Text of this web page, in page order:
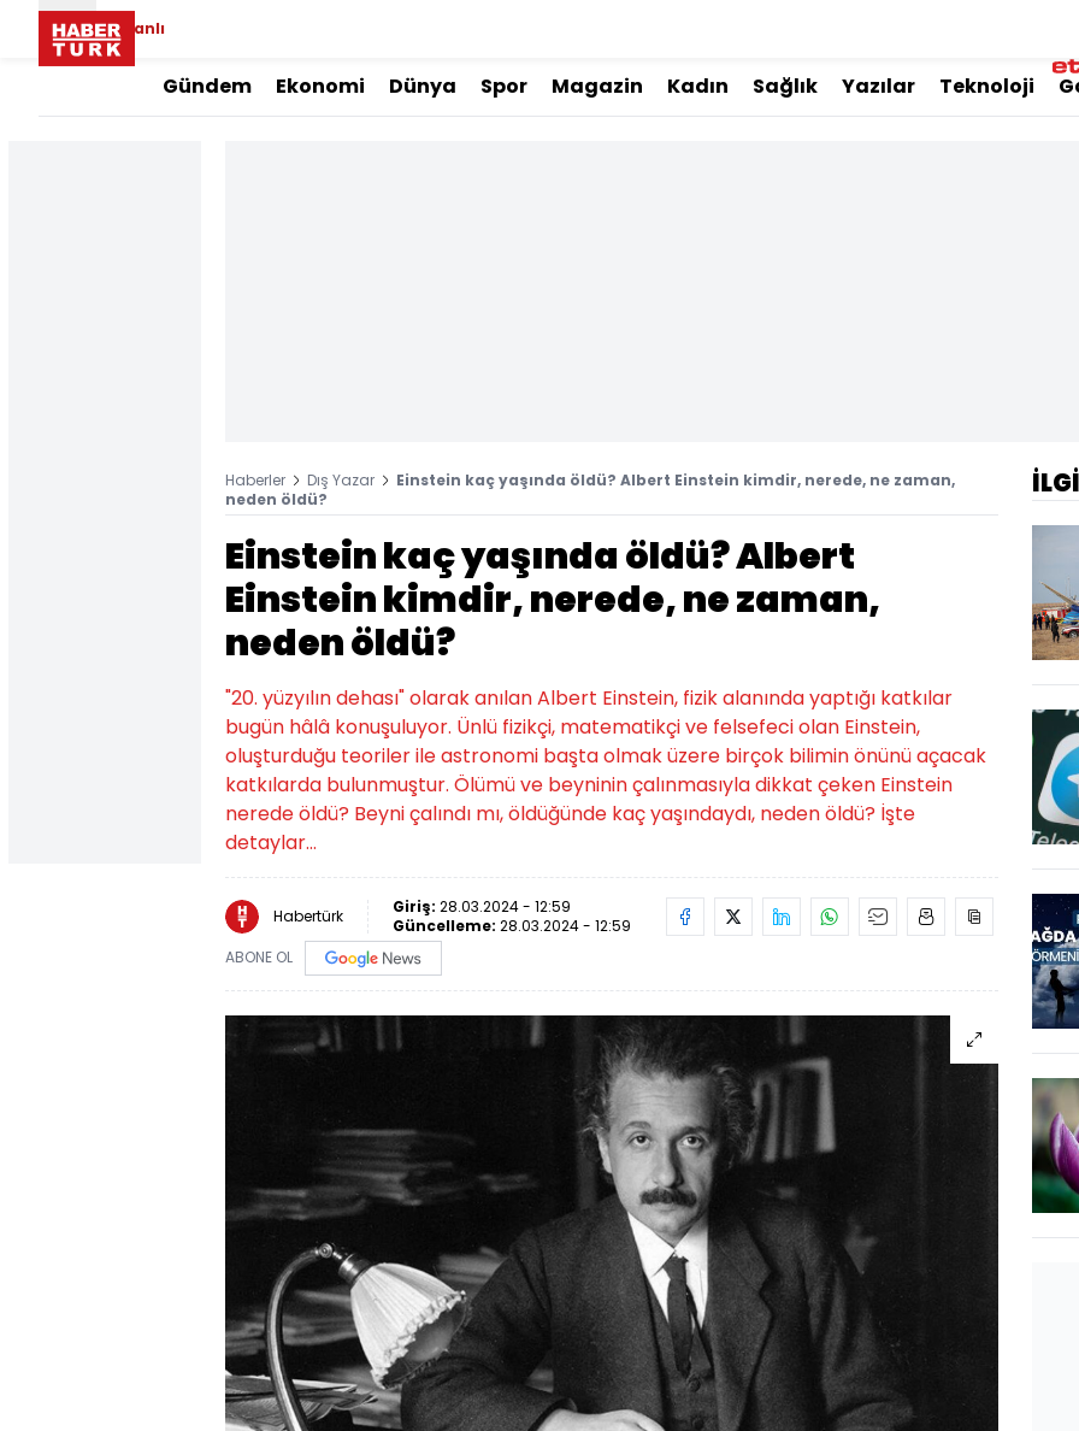
Canlı
Gündem Ekonomi Dünya Spor Magazin Kadın Sağlık Yazılar Teknoloji
Haberler Dış Yazar
Einstein kaç yaşında öldü? Albert Einstein kimdir, nerede, ne zaman,
neden öldü?
Einstein kaç yaşında öldü? Albert
Einstein kimdir, nerede, ne zaman,
neden öldü?
"20. yüzyılın dehası" olarak anılan Albert Einstein, fizik alanında yaptığı katkılar
bugün hâlâ konuşuluyor. Ünlü fizikçi, matematikçi ve felsefeci olan Einstein,
oluşturduğu teoriler ile astronomi başta olmak üzere birçok bilimin önünü açacak
katkılarda bulunmuştur. Ölümü ve beyninin çalınmasıyla dikkat çeken Einstein
nerede öldü? Beyni çalındı mı, öldüğünde kaç yaşındaydı, neden öldü? İşte
detaylar…
Habertürk Giriş: 28.03.2024 - 12:59
Güncelleme: 28.03.2024 - 12:59
ABONE OL